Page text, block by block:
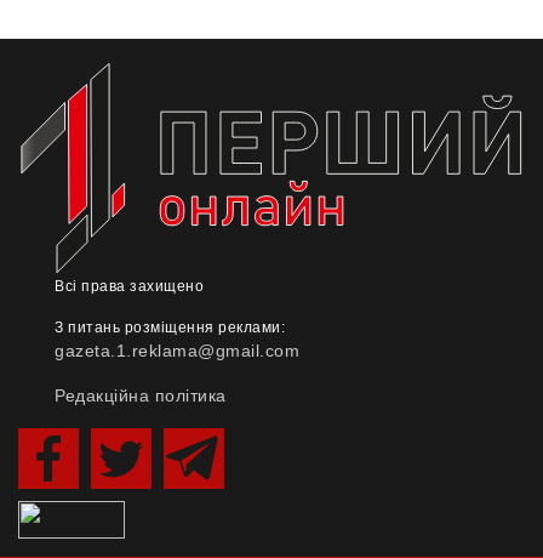
Всі права захищено
З питань розміщення реклами:
gazeta.1.reklama@gmail.com
Редакційна політика